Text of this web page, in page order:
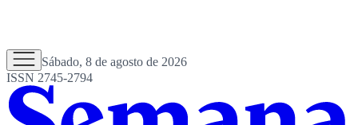
Sábado, 8 de agosto de 2026
ISSN 2745-2794